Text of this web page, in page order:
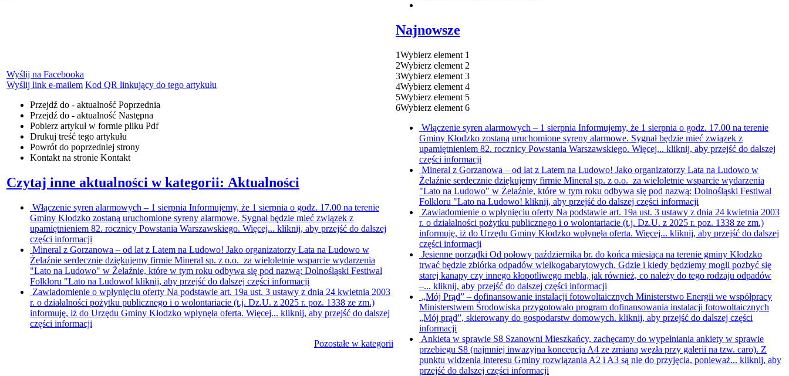
Wyślij na Facebooka
Wyślij link e-mailem Kod QR linkujący do tego artykułu
Przejdź do - aktualność Poprzednia
Przejdź do - aktualność Następna
Pobierz artykuł w formie pliku Pdf
Drukuj treść tego artykułu
Powrót do poprzedniej strony
Kontakt na stronie Kontakt
Czytaj inne aktualności w kategorii: Aktualności
Włączenie syren alarmowych – 1 sierpnia Informujemy, że 1 sierpnia o godz. 17.00 na terenie
Gminy Kłodzko zostaną uruchomione syreny alarmowe. Sygnał będzie mieć związek z
upamiętnieniem 82. rocznicy Powstania Warszawskiego. Więcej... kliknij, aby przejść do dalszej
części informacji
Mineral z Gorzanowa – od lat z Latem na Ludowo! Jako organizatorzy Lata na Ludowo w
Żelaźnie serdecznie dziękujemy firmie Mineral sp. z o.o. za wieloletnie wsparcie wydarzenia
"Lato na Ludowo" w Żelaźnie, które w tym roku odbywa się pod nazwą: Dolnośląski Festiwal
Folkloru "Lato na Ludowo! kliknij, aby przejść do dalszej części informacji
Zawiadomienie o wpłynięciu oferty Na podstawie art. 19a ust. 3 ustawy z dnia 24 kwietnia 2003
r. o działalności pożytku publicznego i o wolontariacie (t.j. Dz.U. z 2025 r. poz. 1338 ze zm.)
informuję, iż do Urzędu Gminy Kłodzko wpłynęła oferta. Więcej... kliknij, aby przejść do dalszej
części informacji
Pozostałe w kategorii
Najnowsze
1Wybierz element 1
2Wybierz element 2
3Wybierz element 3
4Wybierz element 4
5Wybierz element 5
6Wybierz element 6
Włączenie syren alarmowych – 1 sierpnia Informujemy, że 1 sierpnia o godz. 17.00 na terenie
Gminy Kłodzko zostaną uruchomione syreny alarmowe. Sygnał będzie mieć związek z
upamiętnieniem 82. rocznicy Powstania Warszawskiego. Więcej... kliknij, aby przejść do dalszej
części informacji
Mineral z Gorzanowa – od lat z Latem na Ludowo! Jako organizatorzy Lata na Ludowo w
Żelaźnie serdecznie dziękujemy firmie Mineral sp. z o.o. za wieloletnie wsparcie wydarzenia
"Lato na Ludowo" w Żelaźnie, które w tym roku odbywa się pod nazwą: Dolnośląski Festiwal
Folkloru "Lato na Ludowo! kliknij, aby przejść do dalszej części informacji
Zawiadomienie o wpłynięciu oferty Na podstawie art. 19a ust. 3 ustawy z dnia 24 kwietnia 2003
r. o działalności pożytku publicznego i o wolontariacie (t.j. Dz.U. z 2025 r. poz. 1338 ze zm.)
informuję, iż do Urzędu Gminy Kłodzko wpłynęła oferta. Więcej... kliknij, aby przejść do dalszej
części informacji
Jesienne porządki Od połowy października br. do końca miesiąca na terenie gminy Kłodzko
trwać będzie zbiórka odpadów wielkogabarytowych. Gdzie i kiedy będziemy mogli pozbyć się
starej kanapy czy innego kłopotliwego mebla, jak również, co należy do tego rodzaju odpadów
–... kliknij, aby przejść do dalszej części informacji
„Mój Prąd” – dofinansowanie instalacji fotowoltaicznych Ministerstwo Energii we współpracy
Ministerstwem Środowiska przygotowało program dofinansowania instalacji fotowoltaicznych
„Mój prąd”, skierowany do gospodarstw domowych. kliknij, aby przejść do dalszej części
informacji
Ankieta w sprawie S8 Szanowni Mieszkańcy, zachęcamy do wypełniania ankiety w sprawie
przebiegu S8 (najmniej inwazyjna koncepcja A4 ze zmianą węzła przy galerii na tzw. caro). Z
punktu widzenia interesu Gminy rozwiązania A2 i A3 są nie do przyjęcia, ponieważ... kliknij, aby
przejść do dalszej części informacji